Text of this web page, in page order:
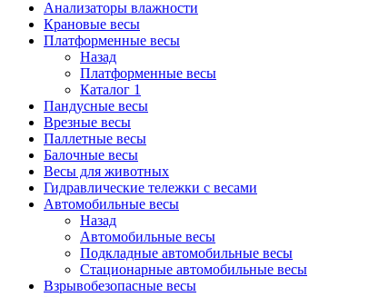
Анализаторы влажности
Крановые весы
Платформенные весы
Назад
Платформенные весы
Каталог 1
Пандусные весы
Врезные весы
Паллетные весы
Балочные весы
Весы для животных
Гидравлические тележки с весами
Автомобильные весы
Назад
Автомобильные весы
Подкладные автомобильные весы
Стационарные автомобильные весы
Взрывобезопасные весы